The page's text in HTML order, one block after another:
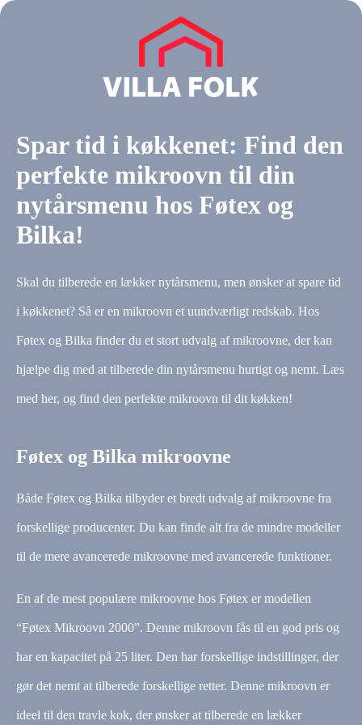
Spar tid i køkkenet: Find den
perfekte mikroovn til din
nytårsmenu hos Føtex og
Bilka!
Skal du tilberede en lækker nytårsmenu, men ønsker at spare tid
i køkkenet? Så er en mikroovn et uundværligt redskab. Hos
Føtex og Bilka finder du et stort udvalg af mikroovne, der kan
hjælpe dig med at tilberede din nytårsmenu hurtigt og nemt. Læs
med her, og find den perfekte mikroovn til dit køkken!
Føtex og Bilka mikroovne
Både Føtex og Bilka tilbyder et bredt udvalg af mikroovne fra
forskellige producenter. Du kan finde alt fra de mindre modeller
til de mere avancerede mikroovne med avancerede funktioner.
En af de mest populære mikroovne hos Føtex er modellen
“Føtex Mikroovn 2000”. Denne mikroovn fås til en god pris og
har en kapacitet på 25 liter. Den har forskellige indstillinger, der
gør det nemt at tilberede forskellige retter. Denne mikroovn er
ideel til den travle kok, der ønsker at tilberede en lækker